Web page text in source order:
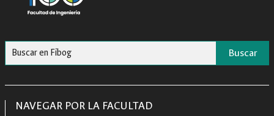
Buscar
NAVEGAR POR LA FACULTAD